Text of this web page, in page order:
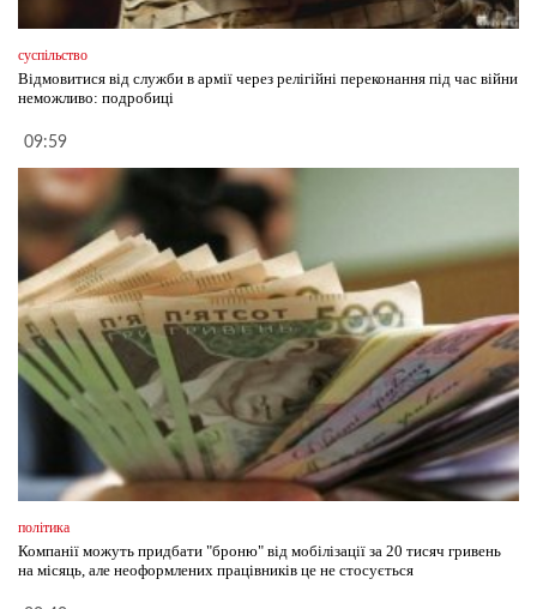
суспільство
Відмовитися від служби в армії через релігійні переконання під час війни
неможливо: подробиці
09:59
політика
Компанії можуть придбати "броню" від мобілізації за 20 тисяч гривень
на місяць, але неоформлених працівників це не стосується